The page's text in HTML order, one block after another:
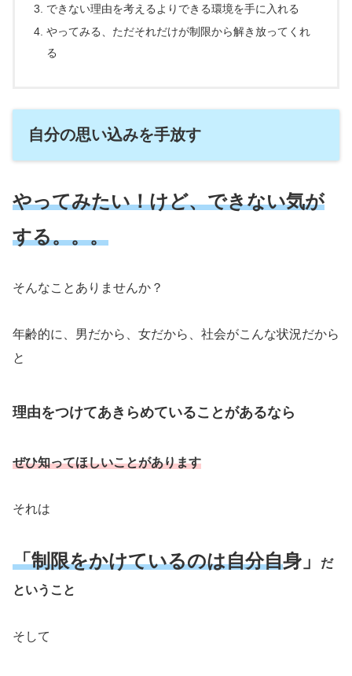
できない理由を考えるよりできる環境を手に入れる
やってみる、ただそれだけが制限から解き放ってくれ
る
自分の思い込みを手放す
やってみたい！けど、できない気が
する。。。
そんなことありませんか？
年齢的に、男だから、女だから、社会がこんな状況だから
と
理由をつけてあきらめていることがあるなら
ぜひ知ってほしいことがあります
それは
「制限をかけているのは自分自身」
だ
ということ
そして